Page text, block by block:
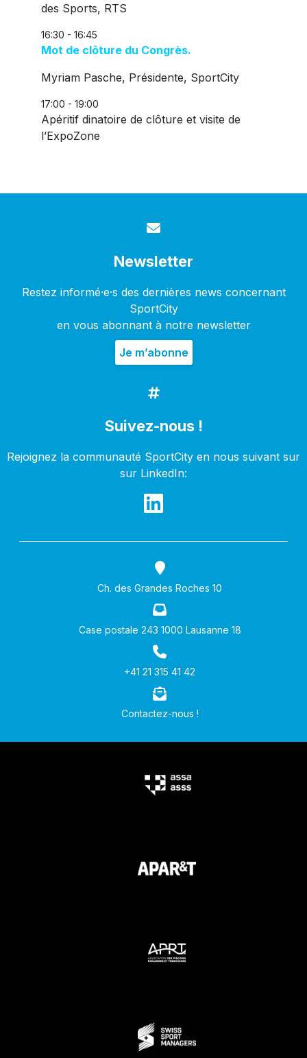
des Sports, RTS
16:30 - 16:45
Mot de clôture du Congrès.
Myriam Pasche, Présidente, SportCity
17:00 - 19:00
Apéritif dinatoire de clôture et visite de
l’ExpoZone
Newsletter
Restez informé·e·s des dernières news concernant
SportCity
en vous abonnant à notre newsletter
Suivez-nous !
Rejoignez la communauté SportCity en nous suivant sur
sur LinkedIn:
Ch. des Grandes Roches 10
Case postale 243 1000 Lausanne 18
+41 21 315 41 42
Contactez-nous !